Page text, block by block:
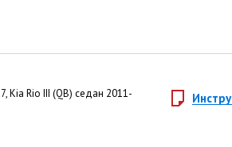
Kia Rio III (QB) седан 2011-